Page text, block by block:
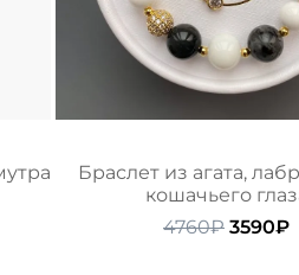
Браслет из агата,
кошачьего
4760₽ 3590₽